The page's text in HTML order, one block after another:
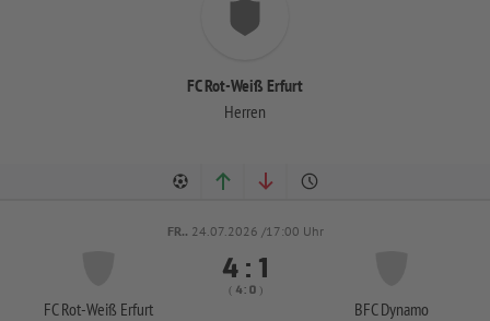
FC Rot-Weiß Erfurt
Herren
FR.. 24.07.2026 /17:00 Uhr
FC Rot-Weiß Erfurt
 : 
( :  )
BFC Dynamo